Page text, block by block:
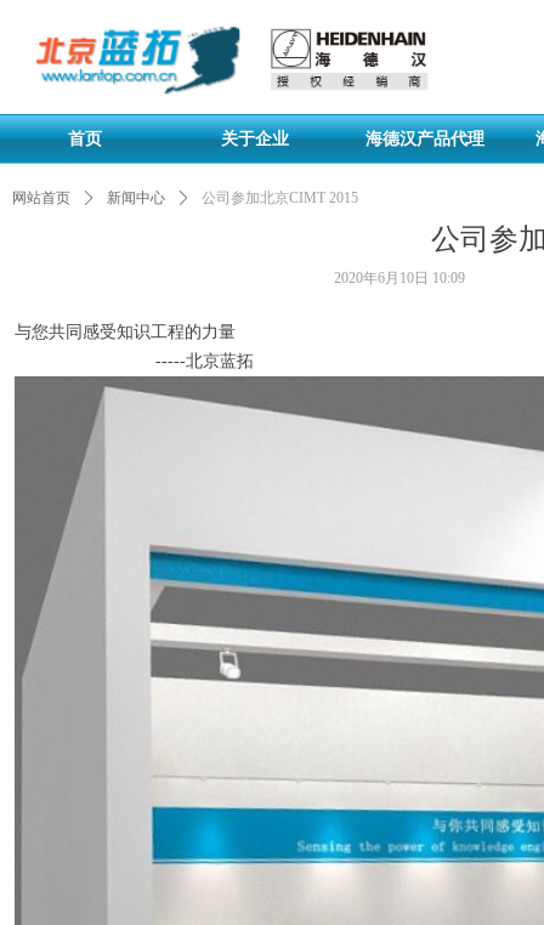
首页 关于企业 海德汉产品代理
公司参
网站首页 ꄲ 新闻中心 ꄲ 公司参加北京CIMT 2015
与您共同感受知识工程的力量
-----北京蓝拓
2020年6月10日 10:09